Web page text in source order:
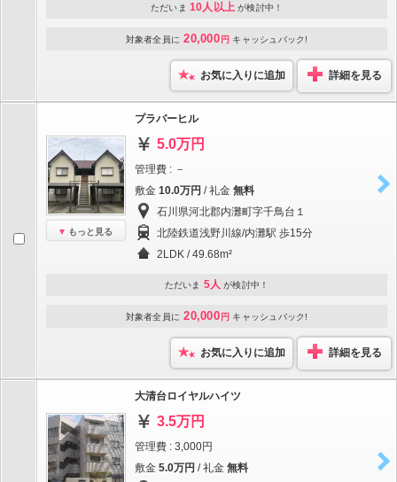
ただいま 10人以上 が検討中！
対象者全員に 20,000 円 キャッシュバック!
お気に入りに追加 詳細を見る
もっと見る
プラバーヒル
5.0万円
管理費 : －
敷金 10.0万円 / 礼金 無料
石川県河北郡内灘町字千鳥台１
北陸鉄道浅野川線/内灘駅 歩15分
2LDK / 49.68m²
ただいま 5人 が検討中！
対象者全員に 20,000 円 キャッシュバック!
お気に入りに追加 詳細を見る
大清台ロイヤルハイツ
3.5万円
管理費 : 3,000円
敷金 5.0万円 / 礼金 無料